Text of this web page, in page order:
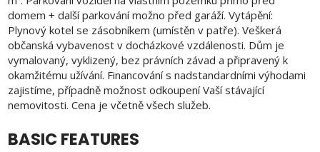
domem + další parkování možno před garáží. Vytápění:
Plynový kotel se zásobníkem (umístěn v patře). Veškerá
občanská vybavenost v docházkové vzdálenosti. Dům je
vymalovaný, vyklizený, bez právních závad a připravený k
okamžitému užívání. Financování s nadstandardními výhodami
zajistíme, případně možnost odkoupení Vaší stávající
nemovitosti. Cena je včetně všech služeb.
BASIC FEATURES